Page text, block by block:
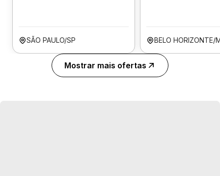
SÃO PAULO/SP BELO HORIZONTE/
Mostrar mais ofertas